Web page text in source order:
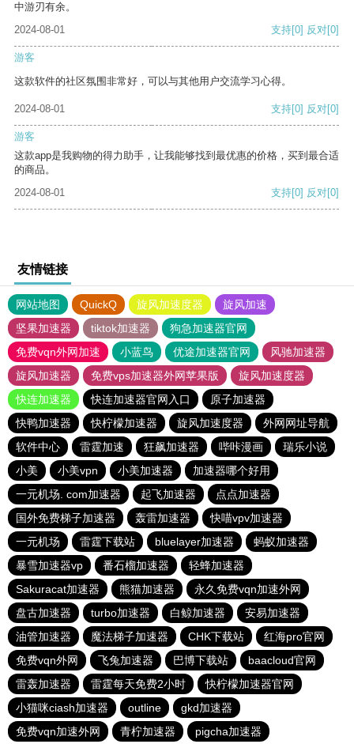
中游刃有余。
2024-08-01
支持[0] 反对[0]
游客
这款软件的社区氛围非常好，可以与其他用户交流学习心得。
2024-08-01 支持[0] 反对[0]
游客
这款app是我购物的得力助手，让我能够找到最优惠的价格，买到最合适
的商品。
2024-08-01
支持[0] 反对[0]
友情链接
网站地图 QuickQ 旋风加速度器
旋风加速
坚果加速器
tiktok加速器
狗急加速器官网
免费vqn外网加速
小蓝鸟 优途加速器官网
风驰加速器
旋风加速器
免费vps加速器外网苹果版
旋风加速度器
快连加速器
快连加速器官网入口
原子加速器
快鸭加速器
快柠檬加速器 旋风加速度器
外网网址导航
软件中心
雷霆加速 狂飙加速器 哔咔漫画
瑞乐小说
小美
小美vpn 小美加速器
加速器哪个好用
一元机场. com加速器
起飞加速器
点点加速器
国外免费梯子加速器
轰雷加速器
快喵vpv加速器
一元机场
雷霆下载站 bluelayer加速器
蚂蚁加速器
暴雪加速器vp
番石榴加速器
轻蜂加速器
Sakuracat加速器
熊猫加速器
永久免费vqn加速外网
盘古加速器
turbo加速器 白鲸加速器
安易加速器
油管加速器
魔法梯子加速器 CHK下载站
红海pro官网
免费vqn外网
飞兔加速器 巴博下载站
baacloud官网
雷轰加速器
雷霆每天免费2小时
快柠檬加速器官网
小猫咪ciash加速器
outline
gkd加速器
免费vqn加速外网
青柠加速器 pigcha加速器